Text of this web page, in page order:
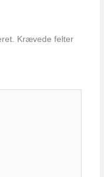
Krævede felter